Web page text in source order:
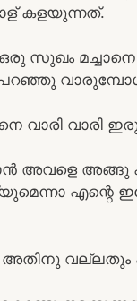
കളയുന്നത്.
സുഖം മച്ചാനെ
പറഞ്ഞു
വാരി വാരി
അവളെ അങ്ങു
എന്റെ
അതിനു വല്ലതും